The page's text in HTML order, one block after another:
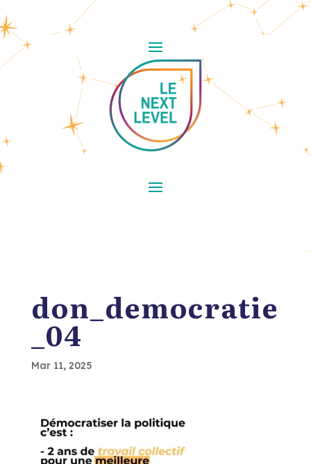
don_democratie
_04
Mar 11, 2025